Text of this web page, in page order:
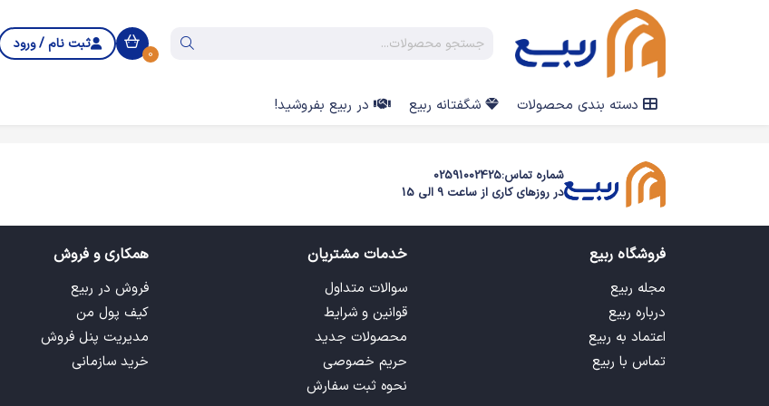
0
ثبت نام / ورود
دسته بندی محصولات شگفتانه ربیع در ربیع بفروشید!
شماره تماس:02591002425
در روزهای کاری از ساعت 9 الی 15
فروشگاه ربیع
مجله ربیع
درباره ربیع
اعتماد به ربیع
تماس با ربیع
خدمات مشتریان
سوالات متداول
قوانین و شرایط
محصولات جدید
حریم خصوصی
نحوه ثبت سفارش
همکاری و فروش
فروش در ربیع
کیف پول من
مدیریت پنل فروش
خرید سازمانی